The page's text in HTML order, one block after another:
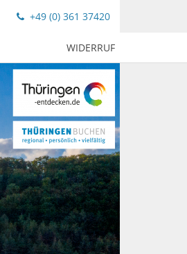
+49 (0) 361 37420
WIDERRUF